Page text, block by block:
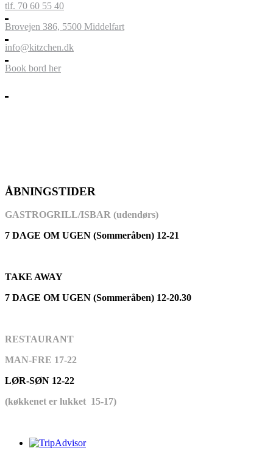
tlf. 70 60 55 40
Brovejen 386, 5500 Middelfart
info@kitzchen.dk
Book bord her
ÅBNINGSTIDER
GASTROGRILL/ISBAR (udendørs)
7 DAGE OM UGEN (Sommeråben) 12-21
TAKE AWAY
7 DAGE OM UGEN (Sommeråben) 12-20.30
RESTAURANT
MAN-FRE 17-22
LØR-SØN 12-22
(køkkenet er lukket 15-17)